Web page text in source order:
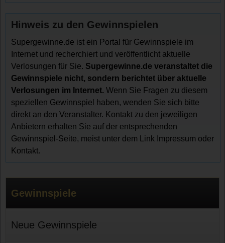
Hinweis zu den Gewinnspielen
Supergewinne.de ist ein Portal für Gewinnspiele im
Internet und recherchiert und veröffentlicht aktuelle
Verlosungen für Sie. Supergewinne.de veranstaltet die
Gewinnspiele nicht, sondern berichtet über aktuelle
Verlosungen im Internet. Wenn Sie Fragen zu diesem
speziellen Gewinnspiel haben, wenden Sie sich bitte
direkt an den Veranstalter. Kontakt zu den jeweiligen
Anbietern erhalten Sie auf der entsprechenden
Gewinnspiel-Seite, meist unter dem Link Impressum oder
Kontakt.
Gewinnspiele
Neue Gewinnspiele